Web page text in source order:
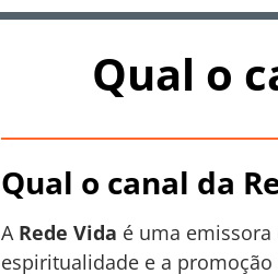
Qual o
Qual o canal da
A Rede Vida é uma
espiritualidade e a promoção